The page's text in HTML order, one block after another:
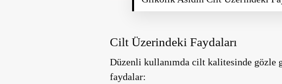
Cilt Üzerindeki Faydaları
Düzenli kullanımda cilt kalitesinde gözle
faydalar: